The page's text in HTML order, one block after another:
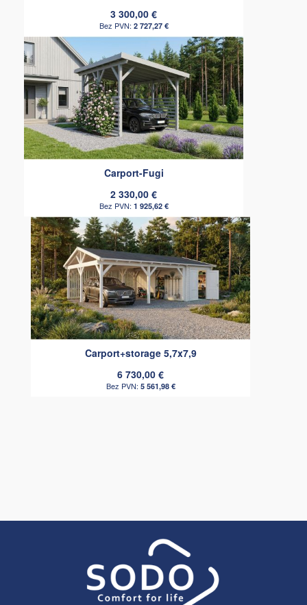
3 300,00 €
2 727,27 €
Carport-Fugi
2 330,00 €
1 925,62 €
Carport+storage 5,7x7,9
6 730,00 €
5 561,98 €